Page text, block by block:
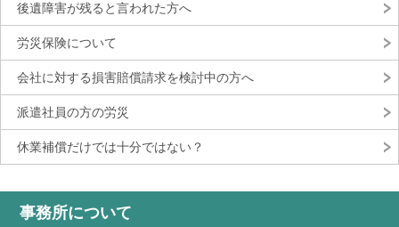
後遺障害が残ると言われた方へ
労災保険について
会社に対する損害賠償請求を検討中の方へ
派遣社員の方の労災
休業補償だけでは十分ではない？
事務所について